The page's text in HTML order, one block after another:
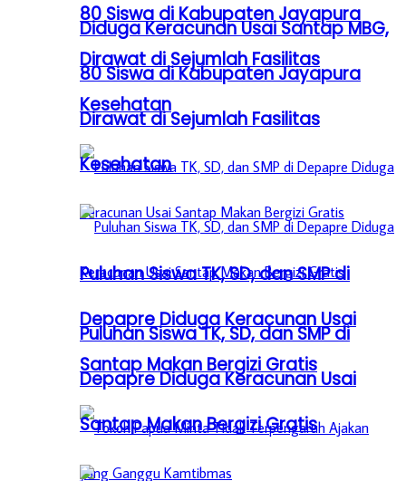
80 Siswa di Kabupaten Jayapura
Dirawat di Sejumlah Fasilitas
Kesehatan
Puluhan Siswa TK, SD, dan SMP di
Depapre Diduga Keracunan Usai
Santap Makan Bergizi Gratis
Diduga Keracunan Usai Santap MBG,
80 Siswa di Kabupaten Jayapura
Dirawat di Sejumlah Fasilitas
Kesehatan
Puluhan Siswa TK, SD, dan SMP di
Depapre Diduga Keracunan Usai
Santap Makan Bergizi Gratis